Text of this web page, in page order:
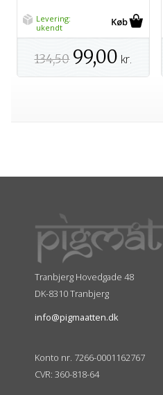
Levering:
ukendt
134,50 99,00 kr.
Tranbjerg Hovedgade 48
DK-8310 Tranbjerg
info@pigmaatten.dk
Konto nr. 7266-0001162767
CVR: 360-818-64